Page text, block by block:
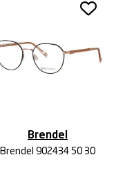
Brendel
Brendel 902434 50 30